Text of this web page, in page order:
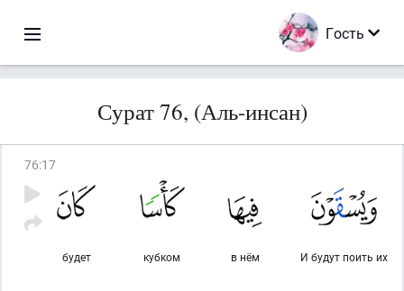
Гость
Сурат 76, (Аль-инсан)
76:17
И будут поить их
в нём
кубком
будет